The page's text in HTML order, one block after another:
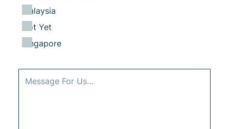
Malaysia
Not Yet
Singapore